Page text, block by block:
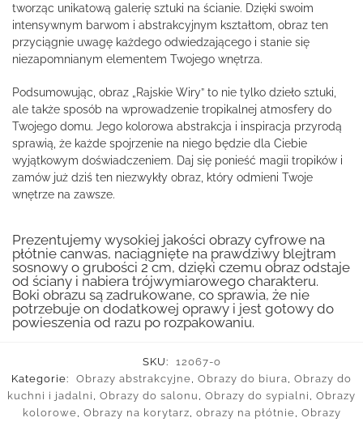
tworząc unikatową galerię sztuki na ścianie. Dzięki swoim
intensywnym barwom i abstrakcyjnym kształtom, obraz ten
przyciągnie uwagę każdego odwiedzającego i stanie się
niezapomnianym elementem Twojego wnętrza.
Podsumowując, obraz „Rajskie Wiry” to nie tylko dzieło sztuki,
ale także sposób na wprowadzenie tropikalnej atmosfery do
Twojego domu. Jego kolorowa abstrakcja i inspiracja przyrodą
sprawią, że każde spojrzenie na niego będzie dla Ciebie
wyjątkowym doświadczeniem. Daj się ponieść magii tropików i
zamów już dziś ten niezwykły obraz, który odmieni Twoje
wnętrze na zawsze.
Prezentujemy wysokiej jakości obrazy cyfrowe na
płótnie canwas, naciągnięte na prawdziwy blejtram
sosnowy o grubości 2 cm, dzięki czemu obraz odstaje
od ściany i nabiera trójwymiarowego charakteru.
Boki obrazu są zadrukowane, co sprawia, że nie
potrzebuje on dodatkowej oprawy i jest gotowy do
powieszenia od razu po rozpakowaniu.
SKU:
12067-o
Kategorie:
Obrazy abstrakcyjne Obrazy do biura Obrazy do
kuchni i jadalni
Obrazy do salonu Obrazy do sypialni
Obrazy
kolorowe Obrazy na korytarz obrazy na płótnie Obrazy